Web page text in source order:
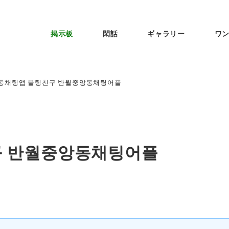
掲示板 閑話 ギャラリー ワ
채팅앱 불팅친구 반월중앙동채팅어플
월중앙동채팅어플